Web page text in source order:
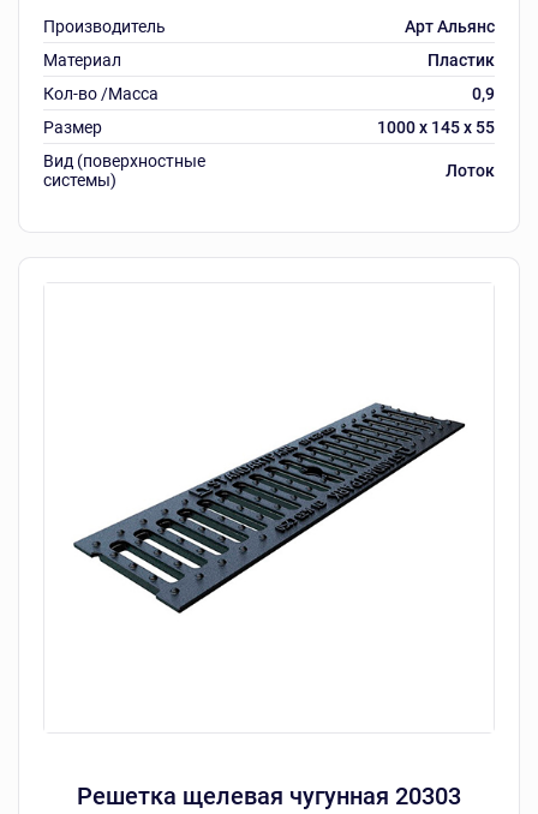
Производитель
Арт Альянс
Материал
Пластик
Кол-во /Масса
0,9
Размер
1000 х 145 х 55
Вид (поверхностные
системы)
Лоток
Решетка щелевая чугунная 20303